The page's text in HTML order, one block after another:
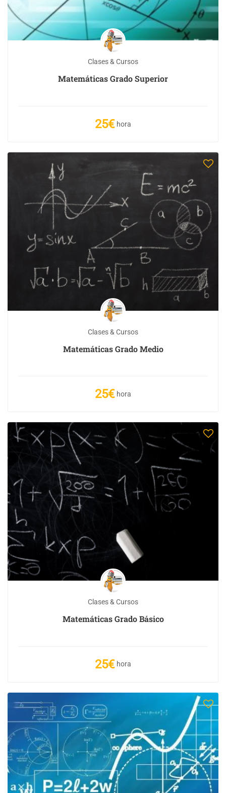
Clases & Cursos
Matemáticas Grado Superior
25€ hora
Clases & Cursos
Matemáticas Grado Medio
25€ hora
Clases & Cursos
Matemáticas Grado Básico
25€ hora